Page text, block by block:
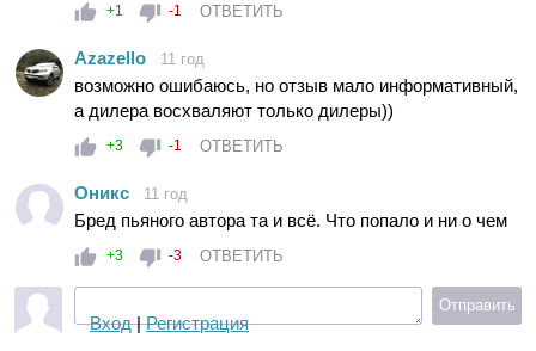
+1 -1 ОТВЕТИТЬ
Azazello 11 год
возможно ошибаюсь, но отзыв мало информативный,
а дилера восхваляют только дилеры))
+3 -1 ОТВЕТИТЬ
Оникс 11 год
Бред пьяного автора та и всё. Что попало и ни о чем
+3 -3 ОТВЕТИТЬ
Вход|Регистрация
Отправить